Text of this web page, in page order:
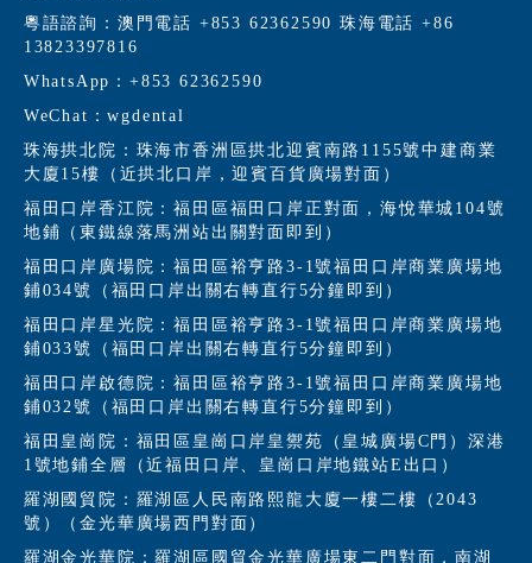
粵語諮詢：澳門電話 +853 62362590 珠海電話 +86
13823397816
WhatsApp：+853 62362590
WeChat：wgdental
珠海拱北院：珠海市香洲區拱北迎賓南路1155號中建商業
大廈15樓（近拱北口岸，迎賓百貨廣場對面）
福田口岸香江院：福田區福田口岸正對面，海悅華城104號
地鋪（東鐵線落馬洲站出關對面即到）
福田口岸廣場院：福田區裕亨路3-1號福田口岸商業廣場地
鋪034號（福田口岸出關右轉直行5分鐘即到）
福田口岸星光院：福田區裕亨路3-1號福田口岸商業廣場地
鋪033號（福田口岸出關右轉直行5分鐘即到）
福田口岸啟德院：福田區裕亨路3-1號福田口岸商業廣場地
鋪032號（福田口岸出關右轉直行5分鐘即到）
福田皇崗院：福田區皇崗口岸皇禦苑（皇城廣場C門）深港
1號地鋪全層（近福田口岸、皇崗口岸地鐵站E出口）
羅湖國貿院：羅湖區人民南路熙龍大廈一樓二樓（2043
號）（金光華廣場西門對面）
羅湖金光華院：羅湖區國貿金光華廣場東二門對面，南湖